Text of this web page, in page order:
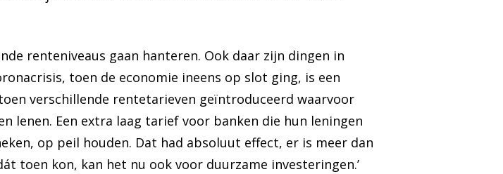
renteniveaus gaan hanteren. Ook daar zijn dingen in
toen de economie ineens op slot ging, is een
verschillende rentetarieven geïntroduceerd waarvoor
lenen. Een extra laag tarief voor banken die hun leningen
op peil houden. Dat had absoluut effect, er is meer dan
toen kon, kan het nu ook voor duurzame investeringen.’